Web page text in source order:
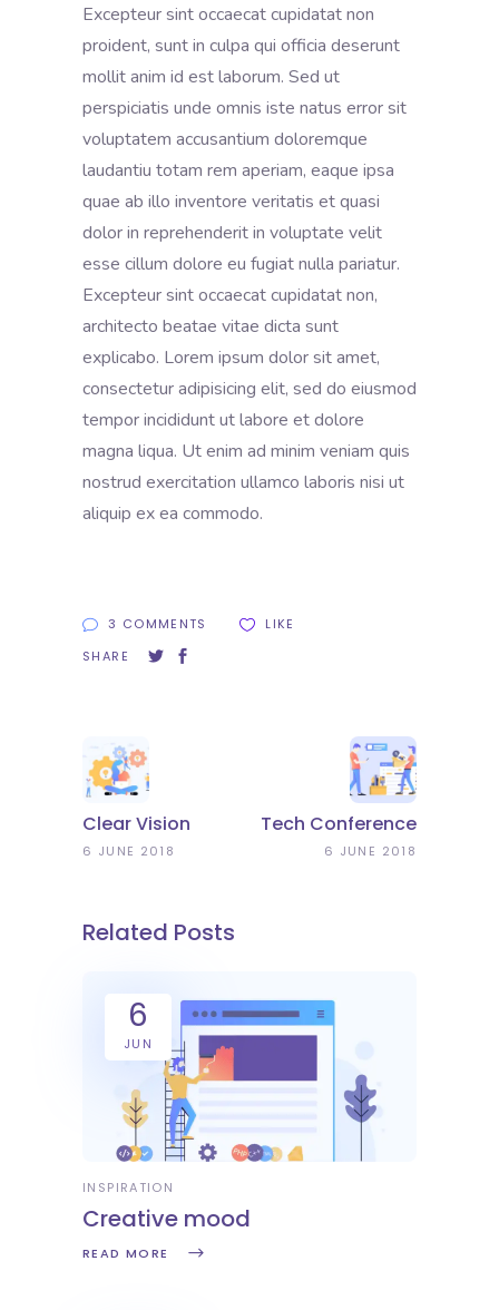
Excepteur sint occaecat cupidatat non
proident, sunt in culpa qui officia deserunt
mollit anim id est laborum. Sed ut
perspiciatis unde omnis iste natus error sit
voluptatem accusantium doloremque
laudantiu totam rem aperiam, eaque ipsa
quae ab illo inventore veritatis et quasi
dolor in reprehenderit in voluptate velit
esse cillum dolore eu fugiat nulla pariatur.
Excepteur sint occaecat cupidatat non,
architecto beatae vitae dicta sunt
explicabo. Lorem ipsum dolor sit amet,
consectetur adipisicing elit, sed do eiusmod
tempor incididunt ut labore et dolore
magna liqua. Ut enim ad minim veniam quis
nostrud exercitation ullamco laboris nisi ut
aliquip ex ea commodo.
3 COMMENTS
LIKE
SHARE
Clear Vision
6 JUNE 2018
Tech Conference
6 JUNE 2018
Related Posts
6
JUN
INSPIRATION
Creative mood
READ MORE